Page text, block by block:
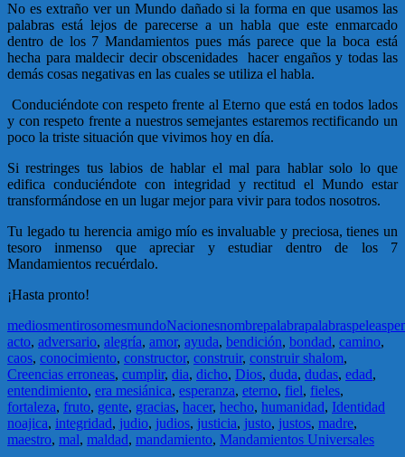
No es extraño ver un Mundo dañado si la forma en que usamos las
palabras está lejos de parecerse a un habla que este enmarcado
dentro de los 7 Mandamientos pues más parece que la boca está
hecha para maldecir decir obscenidades hacer engaños y todas las
demás cosas negativas en las cuales se utiliza el habla.
Conduciéndote con respeto frente al Eterno que está en todos lados
y con respeto frente a nuestros semejantes estaremos rectificando un
poco la triste situación que vivimos hoy en día.
Si restringes tus labios de hablar el mal para hablar solo lo que
edifica conduciéndote con integridad y rectitud el Mundo estar
transformándose en un lugar mejor para vivir para todos nosotros.
Tu legado tu herencia amigo mío es invaluable y preciosa, tienes un
tesoro inmenso que apreciar y estudiar dentro de los 7
Mandamientos recuérdalo.
¡Hasta pronto!
mediosmentirosomesmundoNacionesnombrepalabrapalabraspeleas
acto, adversario, alegría, amor, ayuda, bendición, bondad, camino,
caos, conocimiento, constructor, construir, construir shalom,
Creencias erroneas, cumplir, dia, dicho, Dios, duda, dudas, edad,
entendimiento, era mesiánica, esperanza, eterno, fiel, fieles,
fortaleza, fruto, gente, gracias, hacer, hecho, humanidad, Identidad
noajica, integridad, judio, judios, justicia, justo, justos, madre,
maestro, mal, maldad, mandamiento, Mandamientos Universales